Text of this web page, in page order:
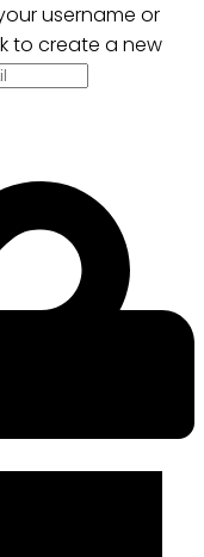
username or
to create a new